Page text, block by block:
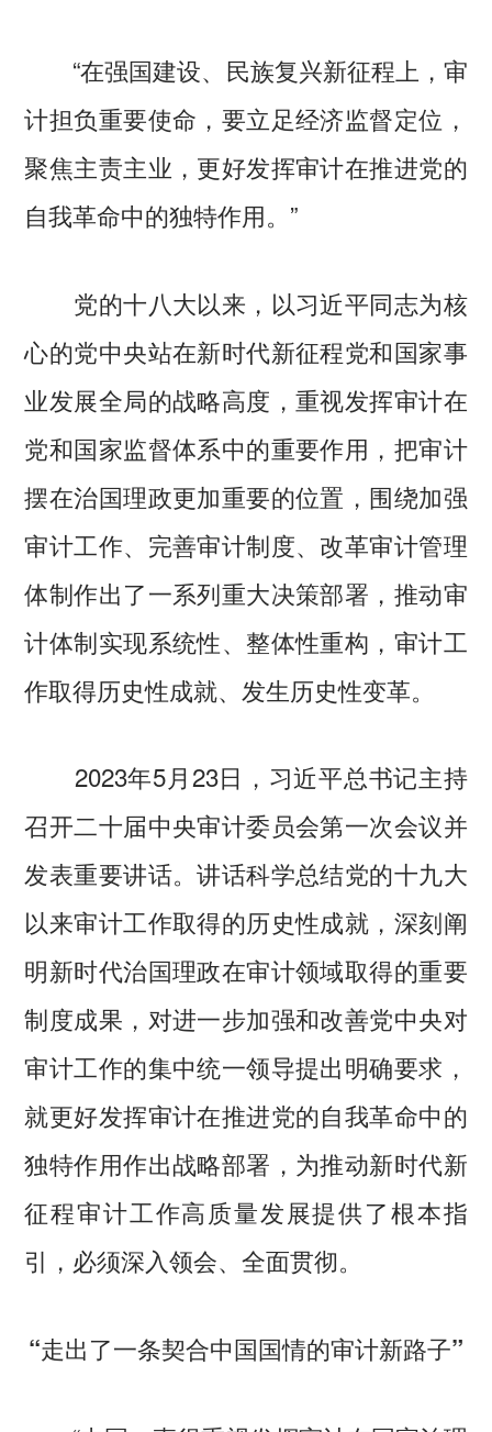
“在强国建设、民族复兴新征程上，审
计担负重要使命，要立足经济监督定位，
聚焦主责主业，更好发挥审计在推进党的
自我革命中的独特作用。”
党的十八大以来，以习近平同志为核
心的党中央站在新时代新征程党和国家事
业发展全局的战略高度，重视发挥审计在
党和国家监督体系中的重要作用，把审计
摆在治国理政更加重要的位置，围绕加强
审计工作、完善审计制度、改革审计管理
体制作出了一系列重大决策部署，推动审
计体制实现系统性、整体性重构，审计工
作取得历史性成就、发生历史性变革。
2023年5月23日，习近平总书记主持
召开二十届中央审计委员会第一次会议并
发表重要讲话。讲话科学总结党的十九大
以来审计工作取得的历史性成就，深刻阐
明新时代治国理政在审计领域取得的重要
制度成果，对进一步加强和改善党中央对
审计工作的集中统一领导提出明确要求，
就更好发挥审计在推进党的自我革命中的
独特作用作出战略部署，为推动新时代新
征程审计工作高质量发展提供了根本指
引，必须深入领会、全面贯彻。
“走出了一条契合中国国情的审计新路子”